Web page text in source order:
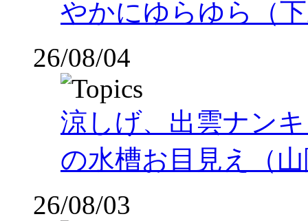
やかにゆらゆら（
26/08/04
涼しげ、出雲ナン
の水槽お目見え（
26/08/03